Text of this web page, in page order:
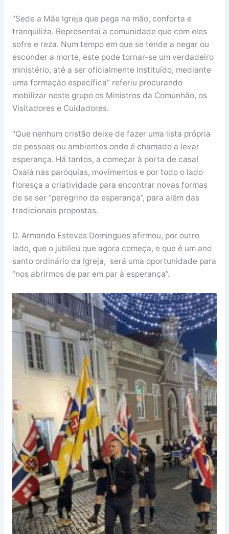
“Sede a Mãe Igreja que pega na mão, conforta e
tranquiliza. Representai a comunidade que com eles
sofre e reza. Num tempo em que se tende a negar ou
esconder a morte, este pode tornar-se um verdadeiro
ministério, até a ser oficialmente instituído, mediante
uma formação específica” referiu procurando
mobilizar neste grupo os Ministros da Comunhão, os
Visitadores e Cuidadores.
“Que nenhum cristão deixe de fazer uma lista própria
de pessoas ou ambientes onde é chamado a levar
esperança. Há tantos, a começar à porta de casa!
Oxalá nas paróquias, movimentos e por todo o lado
floresça a criatividade para encontrar novas formas
de se ser “peregrino da esperança”, para além das
tradicionais propostas.
D. Armando Esteves Domingues afirmou, por outro
lado, que o jubileu que agora começa, e que é um ano
santo ordinário da Igreja, será uma oportunidade para
“nos abrirmos de par em par à esperança”.